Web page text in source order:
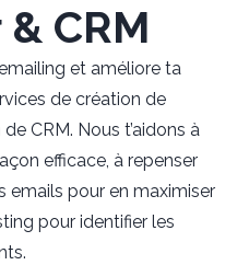
CRM
et améliore ta
de création de
CRM. Nous t’aidons à
efficace, à repenser
emails pour en maximiser
pour identifier les